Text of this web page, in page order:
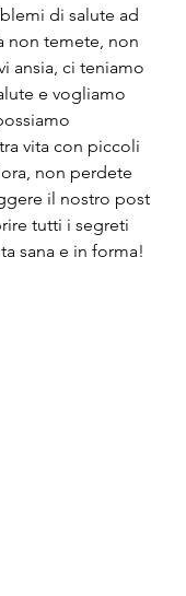
di salute ad
non temete, non
ansia, ci teniamo
e vogliamo
vita con piccoli
non perdete
il nostro post
tutti i segreti
sana e in forma!